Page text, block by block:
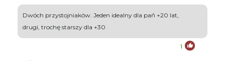
Dwóch przystojniaków. Jeden idealny dla pań +20 lat,
drugi, trochę starszy dla +30
1